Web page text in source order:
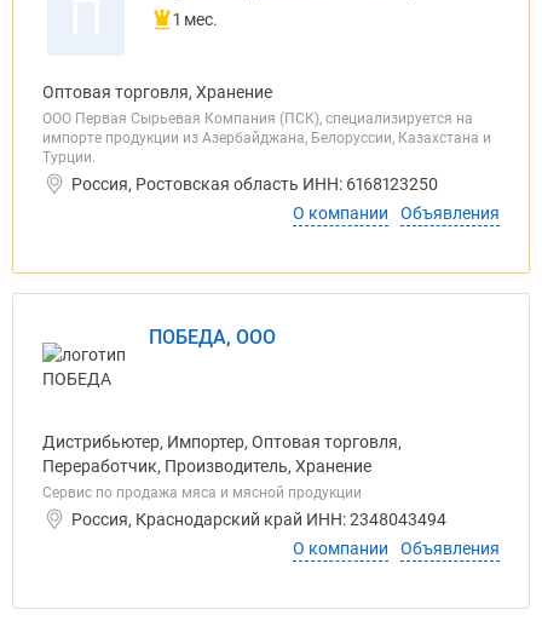
1 мес.
Оптовая торговля, Хранение
ООО Первая Сырьевая Компания (ПСК), специализируется на
импорте продукции из Азербайджана, Белоруссии, Казахстана и
Турции.
Россия, Ростовская область ИНН: 6168123250
О компании
Объявления
ПОБЕДА, ООО
Дистрибьютер, Импортер, Оптовая торговля,
Переработчик, Производитель, Хранение
Сервис по продажа мяса и мясной продукции
Россия, Краснодарский край ИНН: 2348043494
О компании
Объявления